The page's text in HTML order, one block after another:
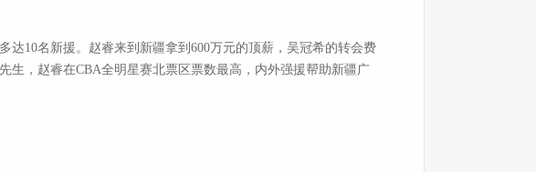
10名新援。赵睿来到新疆拿到600万元的顶薪，吴冠希的转会费
，赵睿在CBA全明星赛北票区票数最高，内外强援帮助新疆广